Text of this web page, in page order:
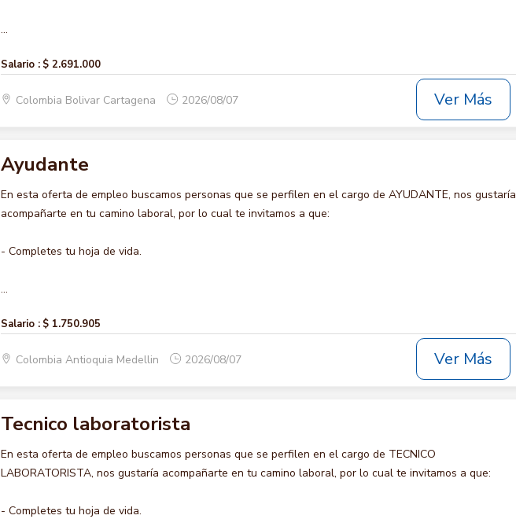
...
Salario : $ 2.691.000
Colombia Bolivar Cartagena 2026/08/07 Ver Más
Ayudante
En esta oferta de empleo buscamos personas que se perfilen en el cargo de AYUDANTE, nos gustaría
acompañarte en tu camino laboral, por lo cual te invitamos a que:
- Completes tu hoja de vida.
...
Salario : $ 1.750.905
Colombia Antioquia Medellin 2026/08/07 Ver Más
Tecnico laboratorista
En esta oferta de empleo buscamos personas que se perfilen en el cargo de TECNICO
LABORATORISTA, nos gustaría acompañarte en tu camino laboral, por lo cual te invitamos a que:
- Completes tu hoja de vida.